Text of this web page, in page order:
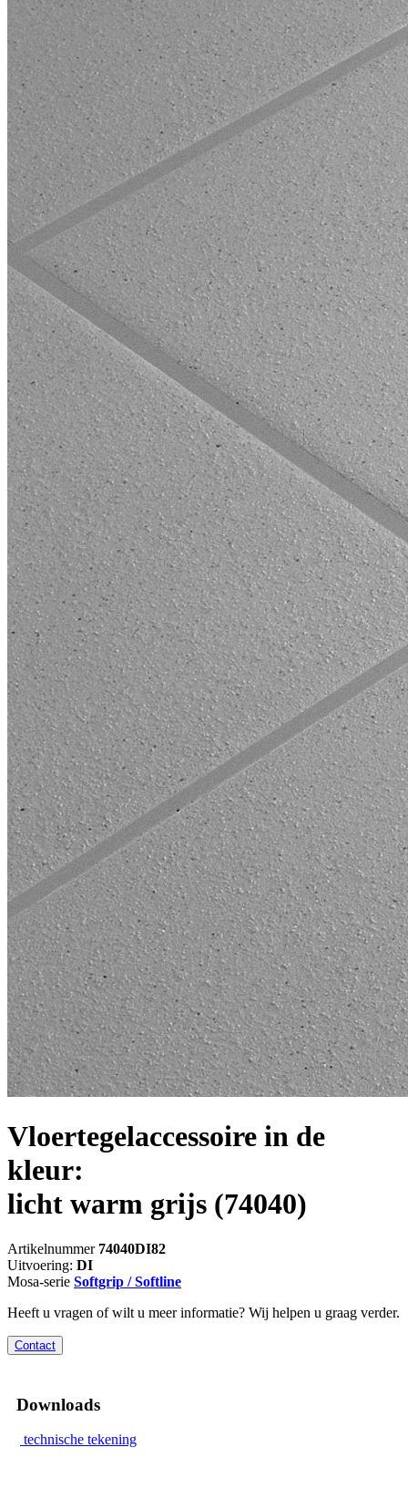
Vloertegelaccessoire in de
kleur:
licht warm grijs (74040)
Artikelnummer 74040DI82
Uitvoering: DI
Mosa-serie Softgrip / Softline
Heeft u vragen of wilt u meer informatie? Wij helpen u graag verder.
Contact
Downloads
technische tekening